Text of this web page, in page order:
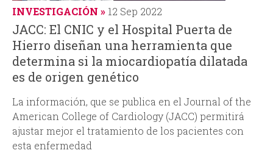
u
e
a
INVESTIGACIÓN 12 Sep 2022
JACC: El CNIC y el Hospital Puerta de
Hierro diseñan una herramienta que
determina si la miocardiopatía dilatada
es de origen genético
La información, que se publica en el Journal of the
American College of Cardiology (JACC) permitirá
ajustar mejor el tratamiento de los pacientes con
esta enfermedad